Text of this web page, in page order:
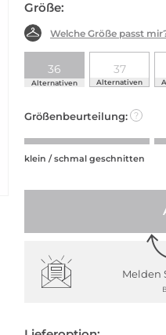
Größe:
Welche Größe passt
36
Alternativen
37
Alternativen
Größenbeurteilung: ?
klein / schmal geschnitten
Melden